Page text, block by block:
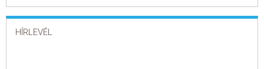
HÍRLEVÉL